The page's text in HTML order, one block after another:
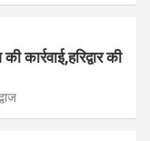
कार्रवाई,हरिद्वार की